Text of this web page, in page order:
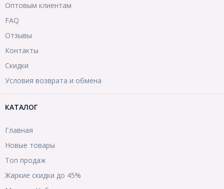
Оптовым клиентам
FAQ
Отзывы
Контакты
Скидки
Условия возврата и обмена
КАТАЛОГ
Главная
Новые товары
Топ продаж
Жаркие скидки до 45%